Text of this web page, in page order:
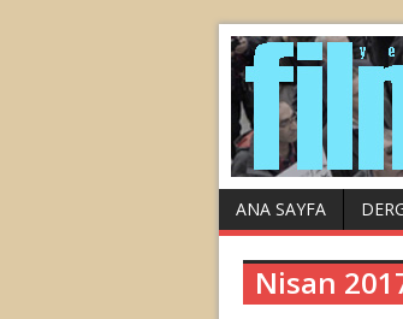
ANA SAYFA
Nisan